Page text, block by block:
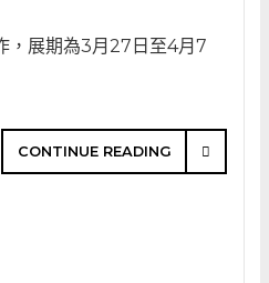
，展期為3月27日至4月7
CONTINUE READING